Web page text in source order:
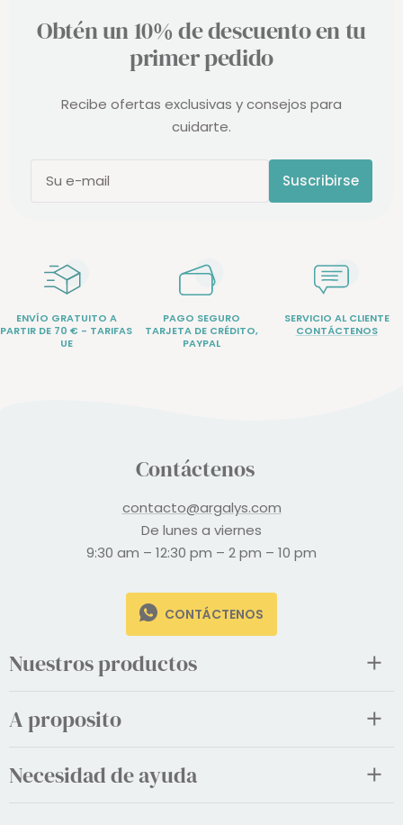
Obtén un 10% de descuento en tu
primer pedido
Recibe ofertas exclusivas y consejos para
cuidarte.
Su e-mail Suscribirse
ENVÍO GRATUITO A
PARTIR DE 70 € - TARIFAS
UE
PAGO SEGURO
TARJETA DE CRÉDITO,
PAYPAL
SERVICIO AL CLIENTE
CONTÁCTENOS
Contáctenos
contacto@argalys.com
De lunes a viernes
9:30 am – 12:30 pm – 2 pm – 10 pm
CONTÁCTENOS
Nuestros productos
A proposito
Necesidad de ayuda